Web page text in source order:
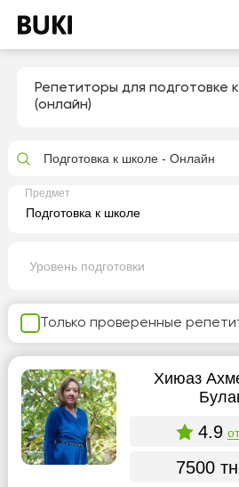
Репетиторы для подготовке
(онлайн)
Только проверенные
Хиюаз
4.9
7500
Подготовка к школе - Онлайн
Предмет
Уровень подготовки